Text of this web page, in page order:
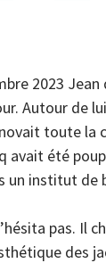
2023
Autour de
toute la
avait été
un institut de
pas. Il
des